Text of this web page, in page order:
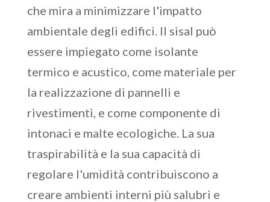
che mira a minimizzare l'impatto
ambientale degli edifici. Il sisal può
essere impiegato come isolante
termico e acustico, come materiale per
la realizzazione di pannelli e
rivestimenti, e come componente di
intonaci e malte ecologiche. La sua
traspirabilità e la sua capacità di
regolare l'umidità contribuiscono a
creare ambienti interni più salubri e